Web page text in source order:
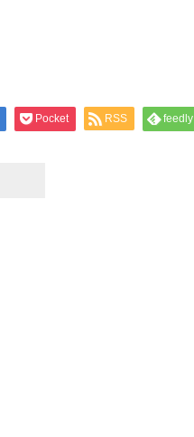
Pocket RSS feedly